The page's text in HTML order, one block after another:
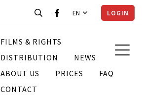
EN LOGIN
FILMS & RIGHTS
DISTRIBUTION
NEWS
ABOUT US
PRICES
FAQ
CONTACT